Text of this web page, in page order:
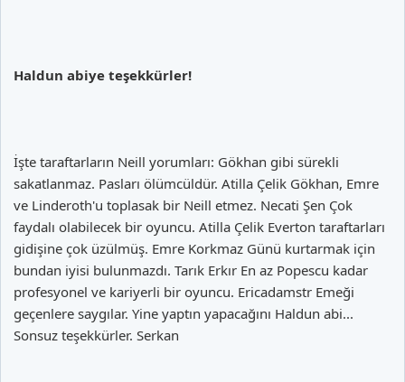
sıralayıp, sonuçlarıyla ilgili olarak kim olduğum hakkında fikir
seçeneklerden.
hatta bununla ilgili olarak şöyle bir istek almışım: --ya şu entryleri
yazan arkadaşa rica etsek de bize colloccini'yi getirse.--
bir de benim çoktan unuttuğum bir entry'de (bkz: #14182833)
kullandığım üslup ve rijkaard'dan bahsediyor oluşum dikkat
Haldun abiye teşekkürler!
İşte taraftarların Neill yorumları: Gökhan gibi sürekli
sakatlanmaz. Pasları ölümcüldür. Atilla Çelik Gökhan, Emre
ve Linderoth'u toplasak bir Neill etmez. Necati Şen Çok
faydalı olabilecek bir oyuncu. Atilla Çelik Everton taraftarları
gidişine çok üzülmüş. Emre Korkmaz Günü kurtarmak için
bundan iyisi bulunmazdı. Tarık Erkır En az Popescu kadar
profesyonel ve kariyerli bir oyuncu. Ericadamstr Emeği
geçenlere saygılar. Yine yaptın yapacağını Haldun abi...
Sonsuz teşekkürler. Serkan